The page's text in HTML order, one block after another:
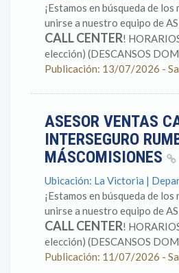
¡Estamos en búsqueda de
unirse a nuestro equipo de
CALL CENTER!
elección) (DESCANSOS
Publicación: 13/07/2026 -
ASESOR VENTAS
INTERSEGURO
MÁSCOMISIONES
Ubicación: La Victoria |
¡Estamos en búsqueda de
unirse a nuestro equipo de
CALL CENTER!
elección) (DESCANSOS
Publicación: 11/07/2026 -